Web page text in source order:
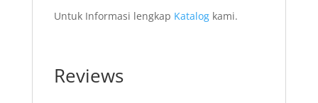
Untuk Informasi lengkap Katalogkami.
Reviews